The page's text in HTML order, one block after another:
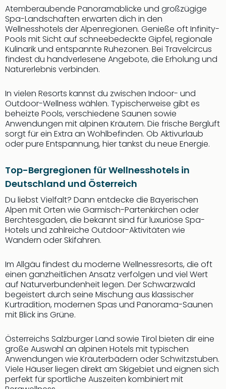
Atemberaubende Panoramablicke und großzügige
Spa-Landschaften erwarten dich in den
Wellnesshotels der Alpenregionen. Genieße oft Infinity-
Pools mit Sicht auf schneebedeckte Gipfel, regionale
Kulinarik und entspannte Ruhezonen. Bei Travelcircus
findest du handverlesene Angebote, die Erholung und
Naturerlebnis verbinden.
In vielen Resorts kannst du zwischen Indoor- und
Outdoor-Wellness wählen. Typischerweise gibt es
beheizte Pools, verschiedene Saunen sowie
Anwendungen mit alpinen Kräutern. Die frische Bergluft
sorgt für ein Extra an Wohlbefinden. Ob Aktivurlaub
oder pure Entspannung, hier tankst du neue Energie.
Top-Bergregionen für Wellnesshotels in
Deutschland und Österreich
Du liebst Vielfalt? Dann entdecke die Bayerischen
Alpen mit Orten wie Garmisch-Partenkirchen oder
Berchtesgaden, die bekannt sind für luxuriöse Spa-
Hotels und zahlreiche Outdoor-Aktivitäten wie
Wandern oder Skifahren.
Im Allgäu findest du moderne Wellnessresorts, die oft
einen ganzheitlichen Ansatz verfolgen und viel Wert
auf Naturverbundenheit legen. Der Schwarzwald
begeistert durch seine Mischung aus klassischer
Kurtradition, modernen Spas und Panorama-Saunen
mit Blick ins Grüne.
Österreichs Salzburger Land sowie Tirol bieten dir eine
große Auswahl an alpinen Hotels mit typischen
Anwendungen wie Kräuterbädern oder Schwitzstuben.
Viele Häuser liegen direkt am Skigebiet und eignen sich
perfekt für sportliche Auszeiten kombiniert mit